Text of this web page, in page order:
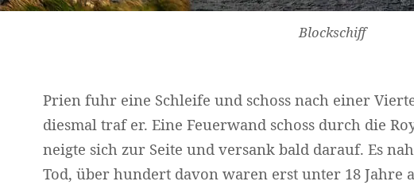
Blockschiff
Prien fuhr eine Schleife und schoss nach einer
diesmal traf er. Eine Feuerwand schoss durch die
neigte sich zur Seite und versank bald darauf. Es
Tod, über hundert davon waren erst unter 18 Jahre